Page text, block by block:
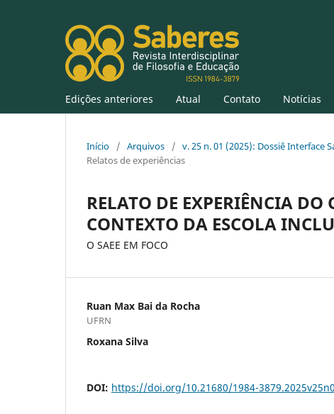
Edições anteriores Atual Contato Notícias
Início / Arquivos / v. 25 n. 01 (2025): Dossiê Interface
Relatos de experiências
RELATO DE EXPERIÊNCIA DO
CONTEXTO DA ESCOLA
O SAEE EM FOCO
Ruan Max Bai da Rocha
UFRN
Roxana Silva
DOI: https://doi.org/10.21680/1984-